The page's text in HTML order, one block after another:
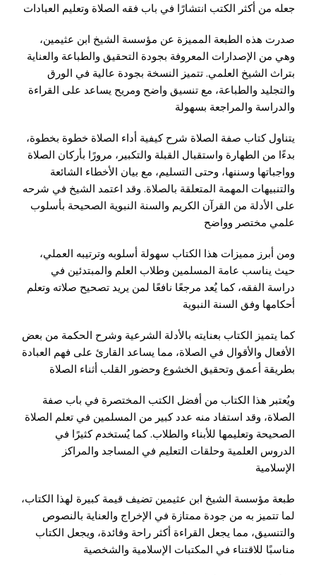
جعله من أكثر الكتب انتشارًا في باب فقه الصلاة وتعليم العبادات
صدرت هذه الطبعة المميزة عن مؤسسة الشيخ ابن عثيمين،
وهي من الإصدارات المعروفة بجودة التحقيق والطباعة والعناية
بتراث الشيخ العلمي. تتميز النسخة بجودة عالية في الورق
والتجليد والطباعة، مع تنسيق واضح ومريح يساعد على القراءة
والدراسة والمراجعة بسهولة
يتناول كتاب صفة الصلاة شرح كيفية أداء الصلاة خطوة بخطوة،
بدءًا من الطهارة واستقبال القبلة والتكبير، مرورًا بأركان الصلاة
وواجباتها وسننها، وحتى التسليم، مع بيان الأخطاء الشائعة
والتنبيهات المهمة المتعلقة بالصلاة. وقد اعتمد الشيخ في شرحه
على الأدلة من القرآن الكريم والسنة النبوية الصحيحة بأسلوب
علمي مختصر وواضح
ومن أبرز مميزات هذا الكتاب سهولة أسلوبه وترتيبه العملي،
حيث يناسب عامة المسلمين وطلاب العلم والمبتدئين في
دراسة الفقه، كما يُعد مرجعًا نافعًا لمن يريد تصحيح صلاته وتعلم
أحكامها وفق السنة النبوية
كما يتميز الكتاب بعنايته بالأدلة الشرعية وشرح الحكمة من بعض
الأفعال والأقوال في الصلاة، مما يساعد القارئ على فهم العبادة
بطريقة أعمق وتحقيق الخشوع وحضور القلب أثناء الصلاة
ويُعتبر هذا الكتاب من أفضل الكتب المختصرة في باب صفة
الصلاة، وقد استفاد منه عدد كبير من المسلمين في تعلم الصلاة
الصحيحة وتعليمها للأبناء والطلاب. كما يُستخدم كثيرًا في
الدروس العلمية وحلقات التعليم في المساجد والمراكز
الإسلامية
طبعة مؤسسة الشيخ ابن عثيمين تضيف قيمة كبيرة لهذا الكتاب،
لما تتميز به من جودة ممتازة في الإخراج والعناية بالنصوص
والتنسيق، مما يجعل القراءة أكثر راحة وفائدة، ويجعل الكتاب
مناسبًا للاقتناء في المكتبات الإسلامية والشخصية